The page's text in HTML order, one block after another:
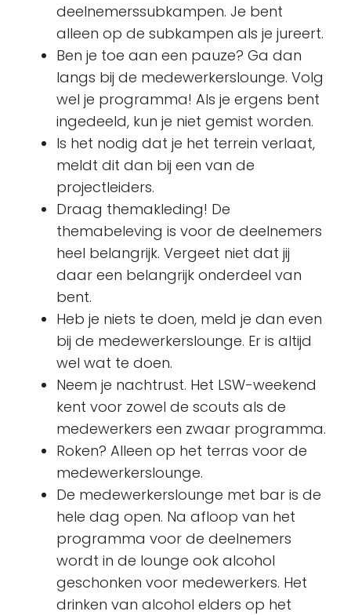
deelnemerssubkampen. Je bent
alleen op de subkampen als je jureert.
Ben je toe aan een pauze? Ga dan
langs bij de medewerkerslounge. Volg
wel je programma! Als je ergens bent
ingedeeld, kun je niet gemist worden.
Is het nodig dat je het terrein verlaat,
meldt dit dan bij een van de
projectleiders.
Draag themakleding! De
themabeleving is voor de deelnemers
heel belangrijk. Vergeet niet dat jij
daar een belangrijk onderdeel van
bent.
Heb je niets te doen, meld je dan even
bij de medewerkerslounge. Er is altijd
wel wat te doen.
Neem je nachtrust. Het LSW-weekend
kent voor zowel de scouts als de
medewerkers een zwaar programma.
Roken? Alleen op het terras voor de
medewerkerslounge.
De medewerkerslounge met bar is de
hele dag open. Na afloop van het
programma voor de deelnemers
wordt in de lounge ook alcohol
geschonken voor medewerkers. Het
drinken van alcohol elders op het